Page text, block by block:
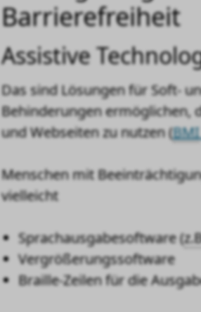
Barrierefreiheit
Assistive
Das sind Lösungen für Soft-
Behinderungen ermöglichen,
und Webseiten zu nutzen (BMI
Menschen mit
vielleicht
Sprachausgabesoftware (
Vergrößerungssoftware
Braille-Zeilen für die